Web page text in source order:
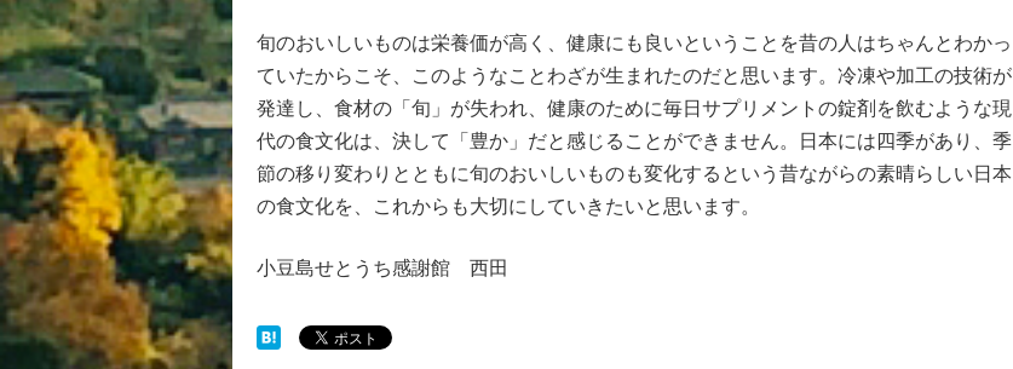
旬のおいしいものは栄養価が高く、健康にも良いということを昔の人はちゃんとわかっ
ていたからこそ、このようなことわざが生まれたのだと思います。冷凍や加工の技術が
発達し、食材の「旬」が失われ、健康のために毎日サプリメントの錠剤を飲むような現
代の食文化は、決して「豊か」だと感じることができません。日本には四季があり、季
節の移り変わりとともに旬のおいしいものも変化するという昔ながらの素晴らしい日本
の食文化を、これからも大切にしていきたいと思います。
小豆島せとうち感謝館 西田